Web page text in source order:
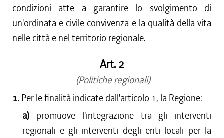
condizioni atte a garantire lo svolgimento di
un'ordinata e civile convivenza e la qualità della vita
nelle città e nel territorio regionale.
Art. 2
(Politiche regionali)
1. Per le finalità indicate dall'articolo 1, la Regione:
a) promuove l'integrazione tra gli interventi
regionali e gli interventi degli enti locali per la